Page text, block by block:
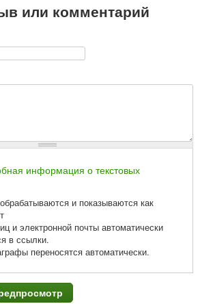
или комментарий
информация о текстовых
обрабатываются и показываются как
и электронной почты автоматически
в ссылки.
переносятся автоматически.